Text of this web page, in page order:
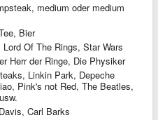
medium oder medium
Bier
Of The Rings, Star Wars
Herr der Ringe, Die Physiker
Linkin Park, Depeche
Pink's not Red, The Beatles,
Carl Barks